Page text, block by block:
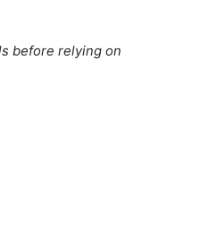
before relying on